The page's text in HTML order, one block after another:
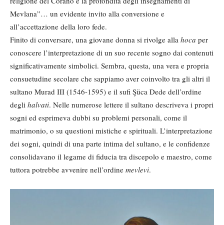
Mevlana”… un evidente invito alla conversione e
all’accettazione della loro fede.
Finito di conversare, una giovane donna si rivolge alla hoca per
conoscere l’interpretazione di un suo recente sogno dai contenuti
significativamente simbolici. Sembra, questa, una vera e propria
consuetudine secolare che sappiamo aver coinvolto tra gli altri il
sultano Murad III (1546-1595) e il sufi Şüca Dede dell’ordine
degli halvati. Nelle numerose lettere il sultano descriveva i propri
sogni ed esprimeva dubbi su problemi personali, come il
matrimonio, o su questioni mistiche e spirituali. L’interpretazione
dei sogni, quindi di una parte intima del sultano, e le confidenze
consolidavano il legame di fiducia tra discepolo e maestro, come
tuttora potrebbe avvenire nell’ordine mevlevi.